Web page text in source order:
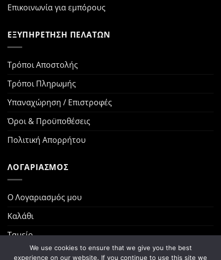
Επικοινωνία για εμπόρους
ΕΞΥΠΗΡΕΤΗΣΗ ΠΕΛΑΤΩΝ
Τρόποι Αποστολής
Τρόποι Πληρωμής
Υπαναχώρηση / Επιστροφές
Όροι & Προϋποθέσεις
Πολιτική Απορρήτου
ΛΟΓΑΡΙΑΣΜΟΣ
Ο Λογαριασμός μου
Καλάθι
Ταμείο
Παραγγελίες
We use cookies to ensure that we give you the best
experience on our website. If you continue to use this site we